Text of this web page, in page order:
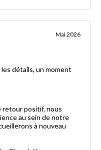
Mai 2026
détails, un moment
retour positif, nous
au sein de notre
à nouveau